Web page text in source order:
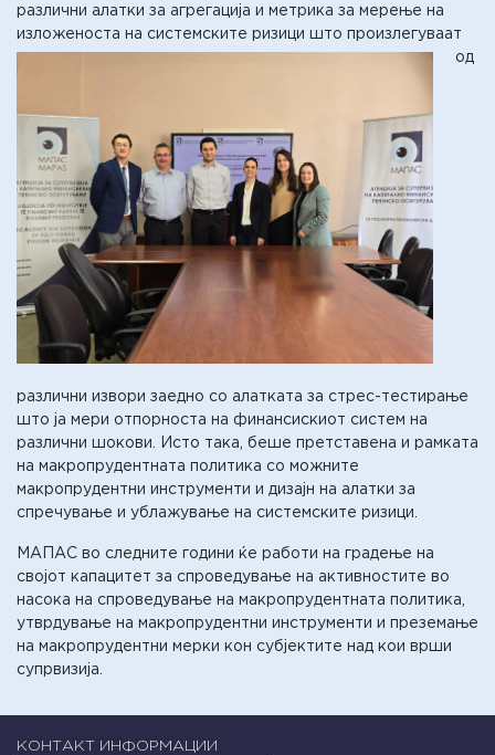
различни алатки за агрегација и метрика за мерење на
изложеноста на системските ризици што произлегуваат
од
различни извори заедно со алатката за стрес-тестирање
што ја мери отпорноста на финансискиот систем на
различни шокови. Исто така, беше претставена и рамката
на макропрудентната политика со можните
макропрудентни инструменти и дизајн на алатки за
спречување и ублажување на системските ризици.
МАПАС во следните години ќе работи на градење на
својот капацитет за спроведување на активностите во
насока на спроведување на макропрудентната политика,
утврдување на макропрудентни инструменти и преземање
на макропрудентни мерки кон субјектите над кои врши
супрвизија.
КОНТАКТ ИНФОРМАЦИИ